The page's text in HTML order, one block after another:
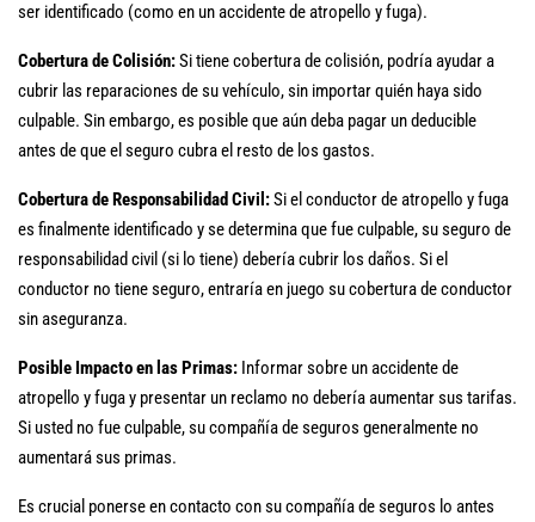
ser identificado (como en un accidente de atropello y fuga).
Cobertura de Colisión:Si tiene cobertura de colisión, podría ayudar a
cubrir las reparaciones de su vehículo, sin importar quién haya sido
culpable. Sin embargo, es posible que aún deba pagar un deducible
antes de que el seguro cubra el resto de los gastos.
Cobertura de Responsabilidad Civil:Si el conductor de atropello y fuga
es finalmente identificado y se determina que fue culpable, su seguro de
responsabilidad civil (si lo tiene) debería cubrir los daños. Si el
conductor no tiene seguro, entraría en juego su cobertura de conductor
sin aseguranza.
Posible Impacto en las Primas: Informar sobre un accidente de
atropello y fuga y presentar un reclamo no debería aumentar sus tarifas.
Si usted no fue culpable, su compañía de seguros generalmente no
aumentará sus primas.
Es crucial ponerse en contacto con su compañía de seguros lo antes